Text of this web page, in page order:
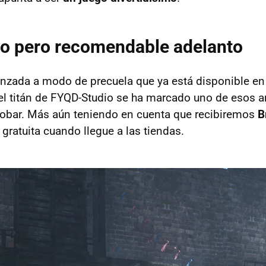
pero recomendable adelanto
a modo de precuela que ya está disponible
titán de FYQD-Studio se ha marcado uno de esos
Más aún teniendo en cuenta que recibiremos
cuando llegue a las tiendas.